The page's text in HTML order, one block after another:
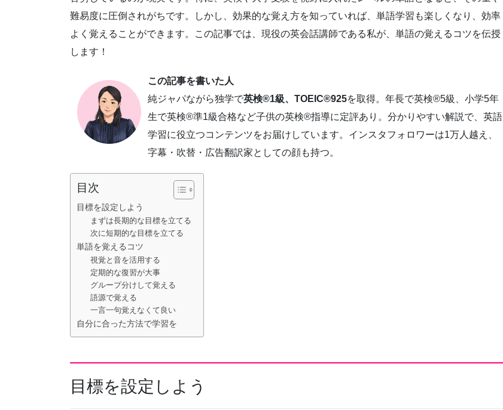
難易度に圧倒されがちです。しかし、効果的な覚え方を知っていれば、単語学習も楽しくなり、効率
よく覚えることができます。この記事では、現役の英会話講師である私が、単語の覚えるコツを伝授
します！
この記事を書いた人
純ジャパながら独学で英検®1級、TOEIC®925を取得。年長で英検®5級、小学5年
生で英検®準1級合格など子供の英検®指導に定評あり。分かりやすい解説で、英語
学習に役立つコンテンツをお届けしています。インスタフォロワーは1万人越え、
字幕・吹替・広告翻訳家としての顔も持つ。
目次
目標を設定しよう
まずは長期的な目標を立てる
次に短期的な目標を立てる
単語を覚えるコツ
視覚と音を活用する
定期的な復習が大事
グループ分けして覚える
語源で覚える
一言一句覚えなくて良い
自分に合った方法で学習を
目標を設定しよう